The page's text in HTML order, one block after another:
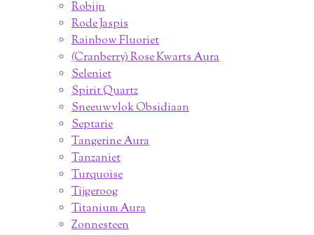
Robijn
Rode Jaspis
Rainbow Fluoriet
(Cranberry) Rose Kwarts Aura
Seleniet
Spirit Quartz
Sneeuwvlok Obsidiaan
Septarie
Tangerine Aura
Tanzaniet
Turquoise
Tijgeroog
Titanium Aura
Zonnesteen